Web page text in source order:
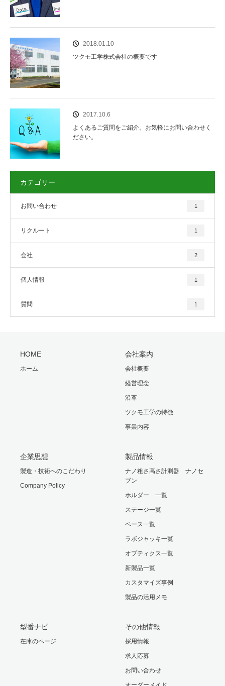
2018.01.10
ツクモ工学株式会社の概要です
2017.10.6
よくあるご質問をご紹介。お気軽にお問い合わせく
ださい。
カテゴリー
お問い合わせ 1
リクルート 1
会社 2
個人情報 1
質問 1
HOME
ホーム
会社案内
会社概要
経営理念
沿革
ツクモ工学の特徴
事業内容
企業思想
製造・技術へのこだわり
Company Policy
製品情報
ナノ粗さ高さ計測器 ナノセ
ブン
ホルダー 一覧
ステージ一覧
ベース一覧
ラボジャッキ一覧
オプティクス一覧
新製品一覧
カスタマイズ事例
製品の活用メモ
型番ナビ
在庫のページ
その他情報
採用情報
求人応募
お問い合わせ